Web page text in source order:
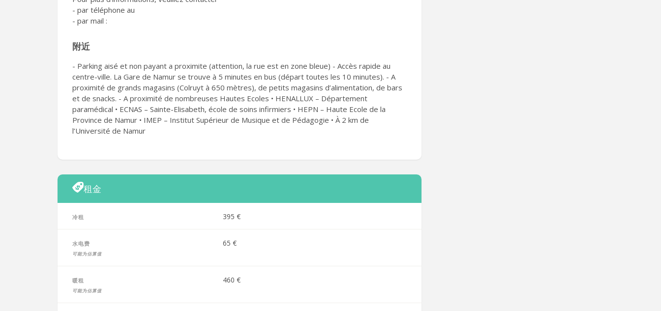
- par téléphone au
- par mail :
附近
- Parking aisé et non payant a proximite (attention, la rue est en zone bleue) - Accès rapide au
centre-ville. La Gare de Namur se trouve à 5 minutes en bus (départ toutes les 10 minutes). - A
proximité de grands magasins (Colruyt à 650 mètres), de petits magasins d’alimentation, de bars
et de snacks. - A proximité de nombreuses Hautes Ecoles • HENALLUX – Département
paramédical • ECNAS – Sainte-Elisabeth, école de soins infirmiers • HEPN – Haute Ecole de la
Province de Namur • IMEP – Institut Supérieur de Musique et de Pédagogie • À 2 km de
l’Université de Namur
租金
冷租 395 €
水电费
可能为估算值
65 €
暖租
可能为估算值
460 €